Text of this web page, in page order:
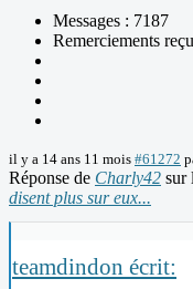
Messages : 7187
Remerciements
il y a 14 ans 11 mois #61272
Réponse de Charly42 sur
disent plus sur eux...
teamdindon écrit: